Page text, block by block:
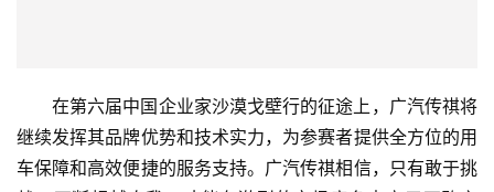
在第六届中国企业家沙漠戈壁行的征途上，广汽传祺将
继续发挥其品牌优势和技术实力，为参赛者提供全方位的用
车保障和高效便捷的服务支持。广汽传祺相信，只有敢于挑